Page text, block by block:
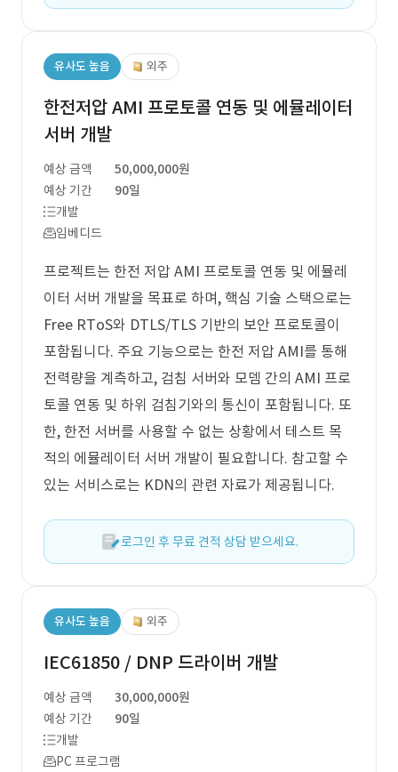
유사도 높음 외주
한전저압 AMI 프로토콜 연동 및 에뮬레이터
서버 개발
예상 금액
50,000,000원
예상 기간
90일
개발
임베디드
프로젝트는 한전 저압 AMI 프로토콜 연동 및 에뮬레
이터 서버 개발을 목표로 하며, 핵심 기술 스택으로는
Free RToS와 DTLS/TLS 기반의 보안 프로토콜이
포함됩니다. 주요 기능으로는 한전 저압 AMI를 통해
전력량을 계측하고, 검침 서버와 모뎀 간의 AMI 프로
토콜 연동 및 하위 검침기와의 통신이 포함됩니다. 또
한, 한전 서버를 사용할 수 없는 상황에서 테스트 목
적의 에뮬레이터 서버 개발이 필요합니다. 참고할 수
있는 서비스로는 KDN의 관련 자료가 제공됩니다.
로그인 후 무료 견적 상담 받으세요.
유사도 높음 외주
IEC61850 / DNP 드라이버 개발
예상 금액
30,000,000원
예상 기간
90일
개발
PC 프로그램